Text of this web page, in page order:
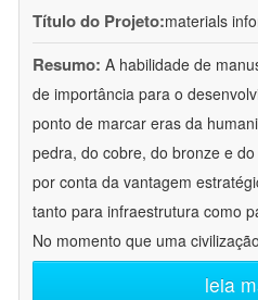
Título do Projeto:materials
Resumo: A habilidade de
de importância para o
ponto de marcar eras da
pedra, do cobre, do bronze e
por conta da vantagem
tanto para infraestrutura como
No momento que uma
leia